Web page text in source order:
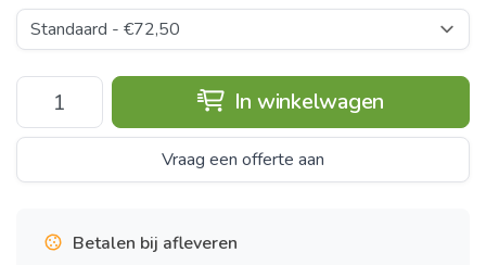
In winkelwagen
Vraag een offerte aan
Betalen bij afleveren